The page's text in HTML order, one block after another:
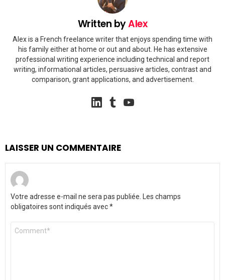
Written byAlex
Alex is a French freelance writer that enjoys spending time with
his family either at home or out and about. He has extensive
professional writing experience including technical and report
writing, informational articles, persuasive articles, contrast and
comparison, grant applications, and advertisement.
linkedin
LAISSER UN COMMENTAIRE
Votre adresse e-mail ne sera pas publiée. Les champs
obligatoires sont indiqués avec*
Commentaire